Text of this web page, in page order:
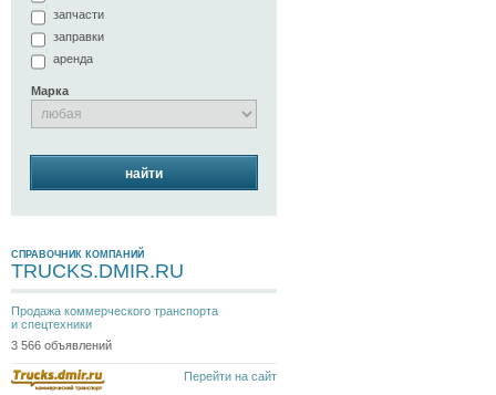
запчасти
заправки
аренда
Марка
найти
СПРАВОЧНИК КОМПАНИЙ
TRUCKS.DMIR.RU
Продажа коммерческого транспорта
и спецтехники
3 566 объявлений
Перейти на сайт